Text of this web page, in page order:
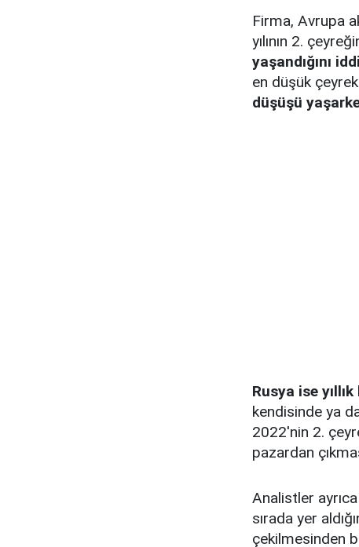
Firma, Avrupa
yılının 2.
yaşandığını
en düşük
düşüşü
Rusya ise
kendisinde ya
2022'nin 2.
pazardan
Analistler ayrıca
sırada yer
çekilmesinden